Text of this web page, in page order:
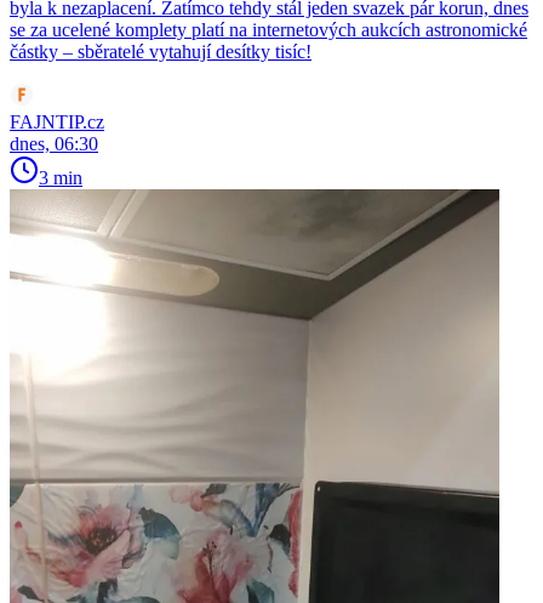
byla k nezaplacení. Zatímco tehdy stál jeden svazek pár korun, dnes
se za ucelené komplety platí na internetových aukcích astronomické
částky – sběratelé vytahují desítky tisíc!
FAJNTIP.cz
dnes, 06:30
3 min